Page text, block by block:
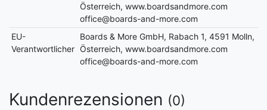
Österreich, www.boardsandmore.com
office@boards-and-more.com
EU-
Verantwortlicher
Boards & More GmbH, Rabach 1, 4591 Molln,
Österreich, www.boardsandmore.com
office@boards-and-more.com
Kundenrezensionen (0)